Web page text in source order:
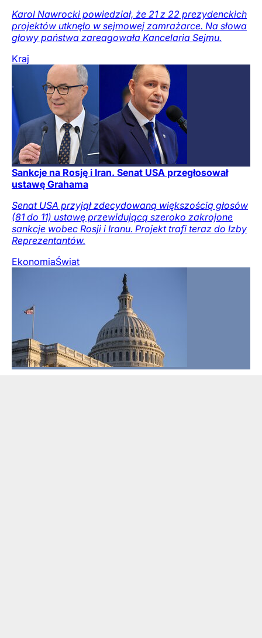
Karol Nawrocki powiedział, że 21 z 22 prezydenckich
projektów utknęło w sejmowej zamrażarce. Na słowa
głowy państwa zareagowała Kancelaria Sejmu.
Kraj
Sankcje na Rosję i Iran. Senat USA przegłosował
ustawę Grahama
Senat USA przyjął zdecydowaną większością głosów
(81 do 11) ustawę przewidującą szeroko zakrojone
sankcje wobec Rosji i Iranu. Projekt trafi teraz do Izby
Reprezentantów.
EkonomiaŚwiat